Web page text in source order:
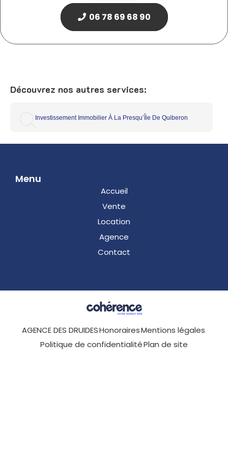
06 78 69 68 90
Découvrez nos autres services:
Investissement Immobilier À La Presqu’Île De Quiberon
Menu
Accueil
Vente
Location
Agence
Contact
AGENCE DES DRUIDESHonorairesMentions légales
Politique de confidentialitéPlan de site